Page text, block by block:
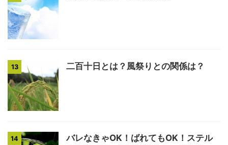
13 二百十日とは？風祭りとの関係は？
14
バレなきゃOK！ばれてもOK！ステル